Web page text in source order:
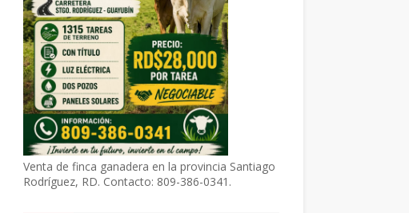
Venta de finca ganadera en la provincia Santiago
Rodríguez, RD. Contacto: 809-386-0341.